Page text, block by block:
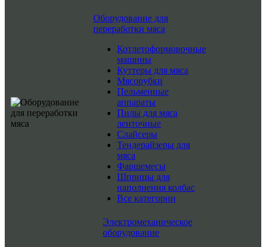
Оборудование для
переработки мяса
Котлетоформовочные
машины
Куттеры для мяса
Мясорубки
Пельменные
аппараты
Пилы для мяса
ленточные
Слайсеры
Тендерайзеры для
мяса
Фаршемесы
Шприцы для
наполнения колбас
Все категории
Электромеханическое
оборудование